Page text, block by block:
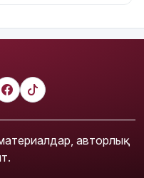
авторлық